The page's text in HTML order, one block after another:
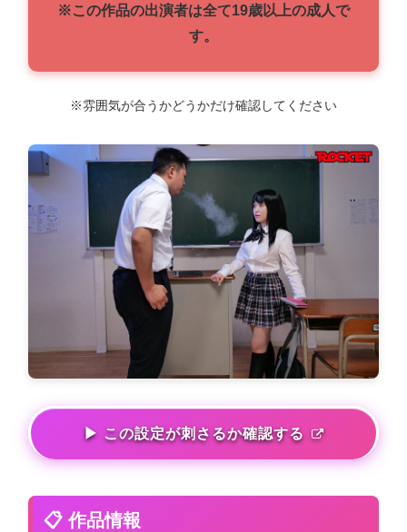
※この作品の出演者は全て19歳以上の成人で
す。
※雰囲気が合うかどうかだけ確認してください
▶ この設定が刺さるか確認する
📋 作品情報